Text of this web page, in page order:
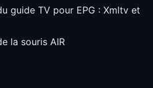
guide TV pour EPG : Xmltv et
la souris AIR